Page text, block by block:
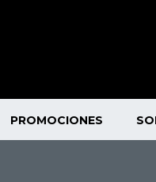
PROMOCIONES